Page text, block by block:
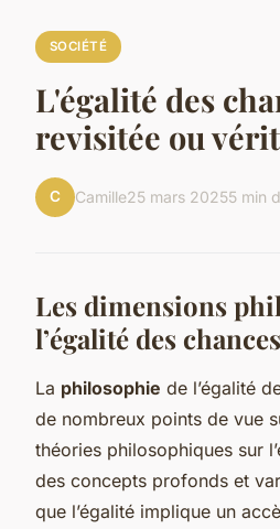
SOCIÉTÉ
L'égalité des
revisitée ou
C Camille25 mars 20255 min
Les dimensions
l’égalité des chances
La philosophie de l’égalité
de nombreux points de vue
théories philosophiques sur
des concepts profonds et
que l’égalité implique un